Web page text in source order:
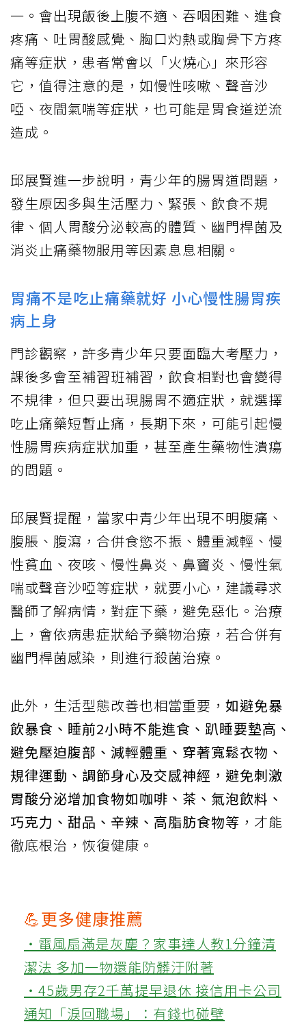
一。會出現飯後上腹不適、吞咽困難、進食
疼痛、吐胃酸感覺、胸口灼熱或胸骨下方疼
痛等症狀，患者常會以「火燒心」來形容
它，值得注意的是，如慢性咳嗽、聲音沙
啞、夜間氣喘等症狀，也可能是胃食道逆流
造成。
邱展賢進一步說明，青少年的腸胃道問題，
發生原因多與生活壓力、緊張、飲食不規
律、個人胃酸分泌較高的體質、幽門桿菌及
消炎止痛藥物服用等因素息息相關。
胃痛不是吃止痛藥就好 小心慢性腸胃疾
病上身
門診觀察，許多青少年只要面臨大考壓力，
課後多會至補習班補習，飲食相對也會變得
不規律，但只要出現腸胃不適症狀，就選擇
吃止痛藥短暫止痛，長期下來，可能引起慢
性腸胃疾病症狀加重，甚至產生藥物性潰瘍
的問題。
邱展賢提醒，當家中青少年出現不明腹痛、
腹脹、腹瀉，合併食慾不振、體重減輕、慢
性貧血、夜咳、慢性鼻炎、鼻竇炎、慢性氣
喘或聲音沙啞等症狀，就要小心，建議尋求
醫師了解病情，對症下藥，避免惡化。治療
上，會依病患症狀給予藥物治療，若合併有
幽門桿菌感染，則進行殺菌治療。
此外，生活型態改善也相當重要， 如避免暴
飲暴食、睡前2小時不能進食、趴睡要墊高、
避免壓迫腹部、減輕體重、穿著寬鬆衣物、
規律運動、調節身心及交感神經，避免刺激
胃酸分泌增加食物如咖啡、茶、氣泡飲料、
巧克力、甜品、辛辣、高脂肪食物等 ，才能
徹底根治，恢復健康。
💪更多健康推薦
‧電風扇滿是灰塵？家事達人教1分鐘清
潔法 多加一物還能防髒汙附著
‧45歲男存2千萬提早退休 接信用卡公司
通知「淚回職場」：有錢也碰壁